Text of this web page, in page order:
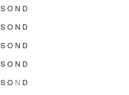
SO N D
SO N D
SO N D
SO N D
SO N D